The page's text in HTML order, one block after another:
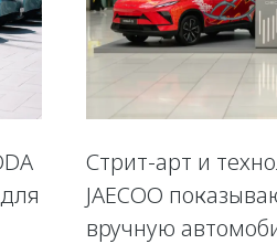
Стрит-арт и
JAECOO
вручную